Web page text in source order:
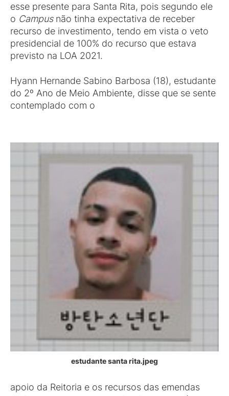
esse presente para Santa Rita, pois segundo ele
o Campusnão tinha expectativa de receber
recurso de investimento, tendo em vista o veto
presidencial de 100% do recurso que estava
previsto na LOA 2021.
Hyann Hernande Sabino Barbosa (18), estudante
do 2º Ano de Meio Ambiente, disse que se sente
contemplado com o
estudante santa rita.jpeg
apoio da Reitoria e os recursos das emendas